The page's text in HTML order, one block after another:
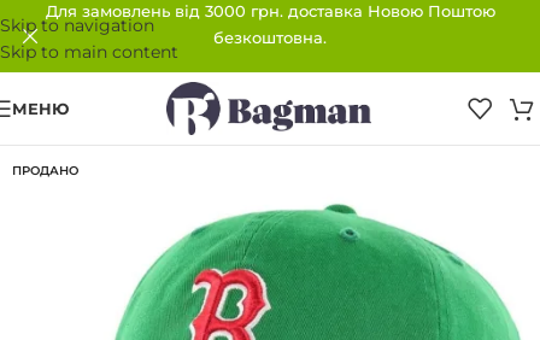
Skip to navigation
Skip to main content
Для замовлень від 3000 грн. доставка Новою Поштою
безкоштовна.
МЕНЮ
ПРОДАНО